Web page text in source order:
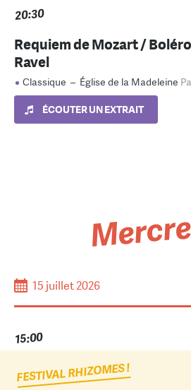
20:30
Requiem de Mozart /
Ravel
Classique – Église de la Madeleine
ÉCOUTER UN EXTRAIT
15 juillet 2026
15:00
FESTIVAL RHIZOMES !